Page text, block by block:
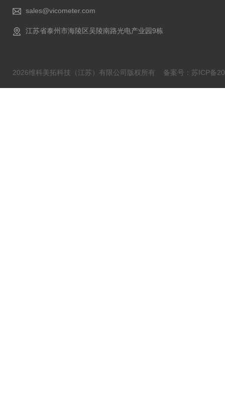
sales@vicometer.com
江苏省泰州市海陵区吴陵南路光电产业园9栋
2026维科美拓科技（江苏）有限公司版权所有 备案号：苏ICP备